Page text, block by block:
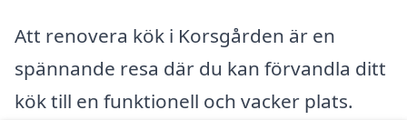
Att renovera kök i Korsgården är en
spännande resa där du kan förvandla ditt
kök till en funktionell och vacker plats.